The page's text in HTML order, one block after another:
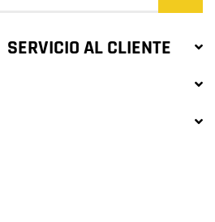
SERVICIO AL CLIENTE